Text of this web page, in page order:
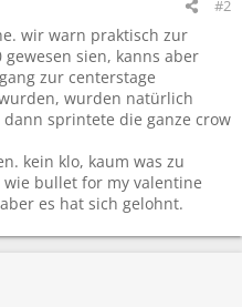
#2
wir warn praktisch zur
sien, kanns aber
zur centerstage
wurden natürlich
sprintete die ganze crow
kein klo, kaum was zu
bullet for my valentine
es hat sich gelohnt.